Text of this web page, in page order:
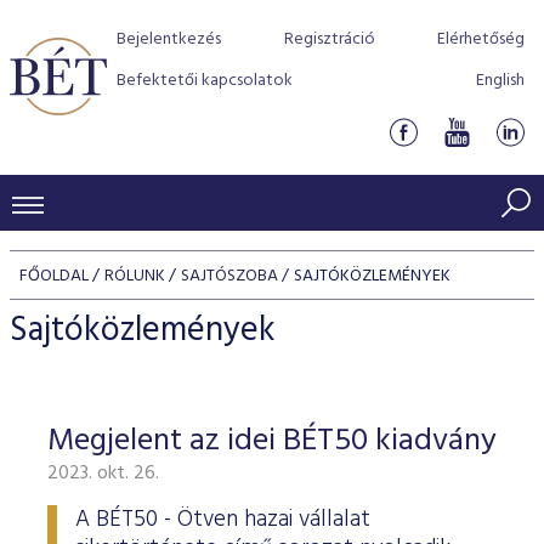
Bejelentkezés Regisztráció
Elérhetőség
Befektetői kapcsolatok
English
KERESKEDÉSI ADATOK
INDEXEK
Jelzáloglevél indexek
Vállalati kötvény indexek
Azonnali Piac
Részvények
Származékos piac
BEFEKTETŐK
Részvény szekció
Hitelpapír szekció
BÉT szabályzatok
Befektetővédelem
Alkalmazott díjstruktúra
Elszámolás
Részvény és vállalati kötvény tőzsdei bevezetését
program
BÉT Xtend - Részvénypiac egyszerűen
TŐZSDETAGOK
Tőzsdetagok, üzletkötők
VENDOROK
FŐOLDAL RÓLUNK SAJTÓSZOBA SAJTÓKÖZLEMÉNYEK
Sajtóközlemények
Megjelent az idei BÉT50 kiadvány
2023. okt. 26.
A BÉT50 - Ötven hazai vállalat